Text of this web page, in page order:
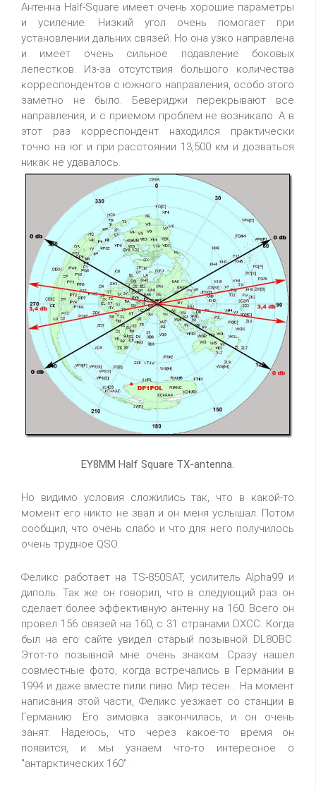
Антенна Half-Square имеет очень хорошие параметры
и усиление. Низкий угол очень помогает при
установлении дальних связей. Но она узко направлена
и имеет очень сильное подавление боковых
лепестков. Из-за отсутствия большого количества
корреспондентов с южного направления, особо этого
заметно не было. Бевериджи перекрывают все
направления, и с приемом проблем не возникало. А в
этот раз корреспондент находился практически
точно на юг и при расстоянии 13,500 км и дозваться
никак не удавалось.
EY8MM Half Square TX-antenna.
Но видимо условия сложились так, что в какой-то
момент его никто не звал и он меня услышал. Потом
сообщил, что очень слабо и что для него получилось
очень трудное QSO.
Феликс работает на TS-850SAT, усилитель Alpha99 и
диполь. Так же он говорил, что в следующий раз он
сделает более эффективную антенну на 160. Всего он
провел 156 связей на 160, с 31 странами DXCC. Когда
был на его сайте увидел старый позывной DL8OBC.
Этот-то позывной мне очень знаком. Сразу нашел
совместные фото, когда встречались в Германии в
1994 и даже вместе пили пиво. Мир тесен... На момент
написания этой части, Феликс уезжает со станции в
Германию. Его зимовка закончилась, и он очень
занят. Надеюсь, что через какое-то время он
появится, и мы узнаем что-то интересное о
"антарктических 160".